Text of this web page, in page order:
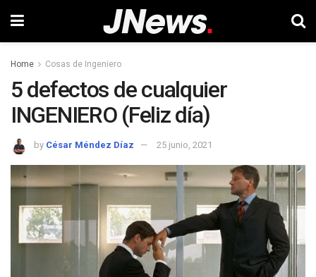
Home Cosas de Ingeniero
5 defectos de cualquier
INGENIERO (Feliz día)
by César Méndez Díaz 25 junio, 2021